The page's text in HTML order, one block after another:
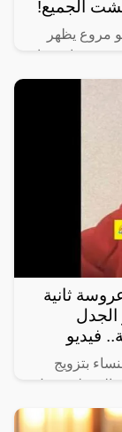
الجميع!
مروع يظهر
في شارع عام
عروسة ثانية
الجدل
فيديو
بتزويج
المقطع، تقول